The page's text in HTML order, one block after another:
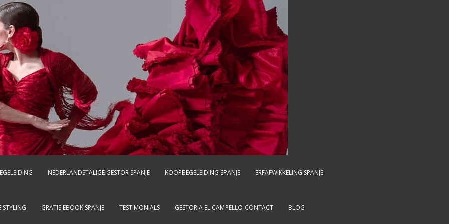
NEDERLANDSTALIGE GESTOR SPANJE KOOPBEGELEIDING SPANJE ERFAFWIKKELING SPANJE
STYLING GRATIS EBOOK SPANJE TESTIMONIALS GESTORIA EL CAMPELLO-CONTACT BLOG